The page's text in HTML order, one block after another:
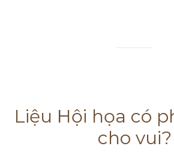
Liệu Hội họa có
cho vui?